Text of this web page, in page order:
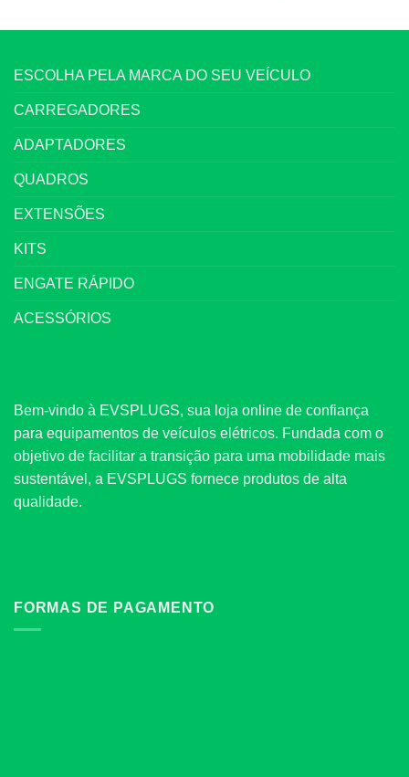
ESCOLHA PELA MARCA DO SEU VEÍCULO
CARREGADORES
ADAPTADORES
QUADROS
EXTENSÕES
KITS
ENGATE RÁPIDO
ACESSÓRIOS
Bem-vindo à EVSPLUGS, sua loja online de confiança
para equipamentos de veículos elétricos. Fundada com o
objetivo de facilitar a transição para uma mobilidade mais
sustentável, a EVSPLUGS fornece produtos de alta
qualidade.
FORMAS DE PAGAMENTO